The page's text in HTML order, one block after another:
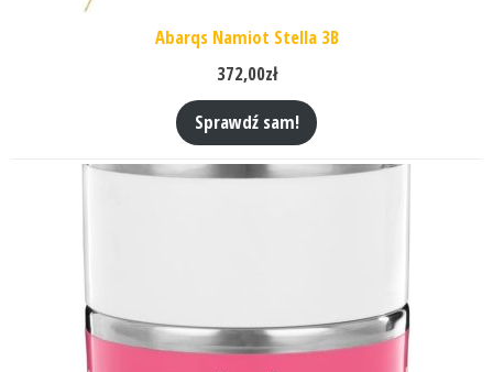
Abarqs Namiot Stella 3B
372,00zł
Sprawdź sam!